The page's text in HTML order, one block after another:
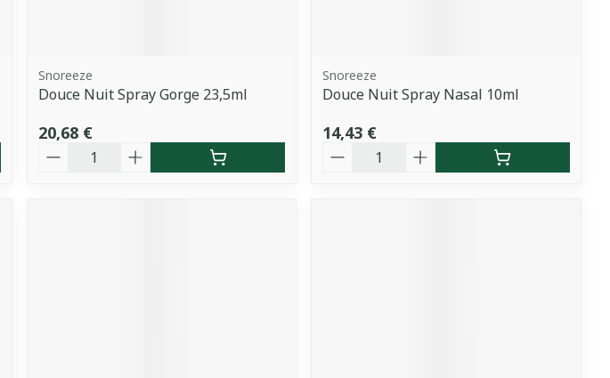
Snoreeze
Douce Nuit Spray Gorge 23,5ml
20,68 €
Quantité
Snoreeze
Douce Nuit Spray Nasal 10ml
14,43 €
Quantité